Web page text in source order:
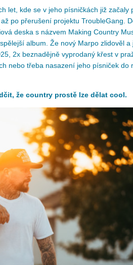
let, kde se v jeho písničkách již začaly
po přerušení projektu TroubleGang.
deska s názvem Making Country
album. Že nový Marpo zlidověl
2x beznadějně vyprodaný křest v
nebo třeba nasazení jeho písniček do
že country prostě lze dělat cool.